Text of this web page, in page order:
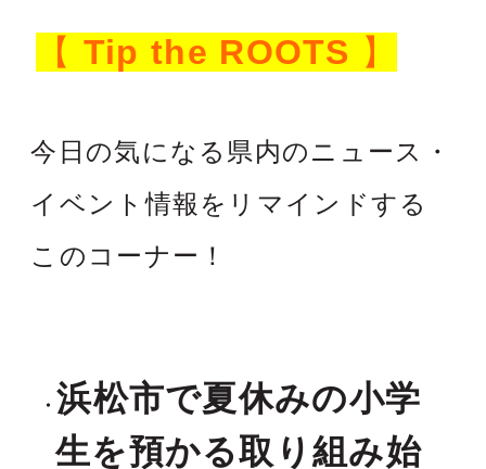
【 Tip the ROOTS 】
今日の気になる県内のニュース・
イベント情報をリマインドする
このコーナー！
浜松市で夏休みの小学
生を預かる取り組み始